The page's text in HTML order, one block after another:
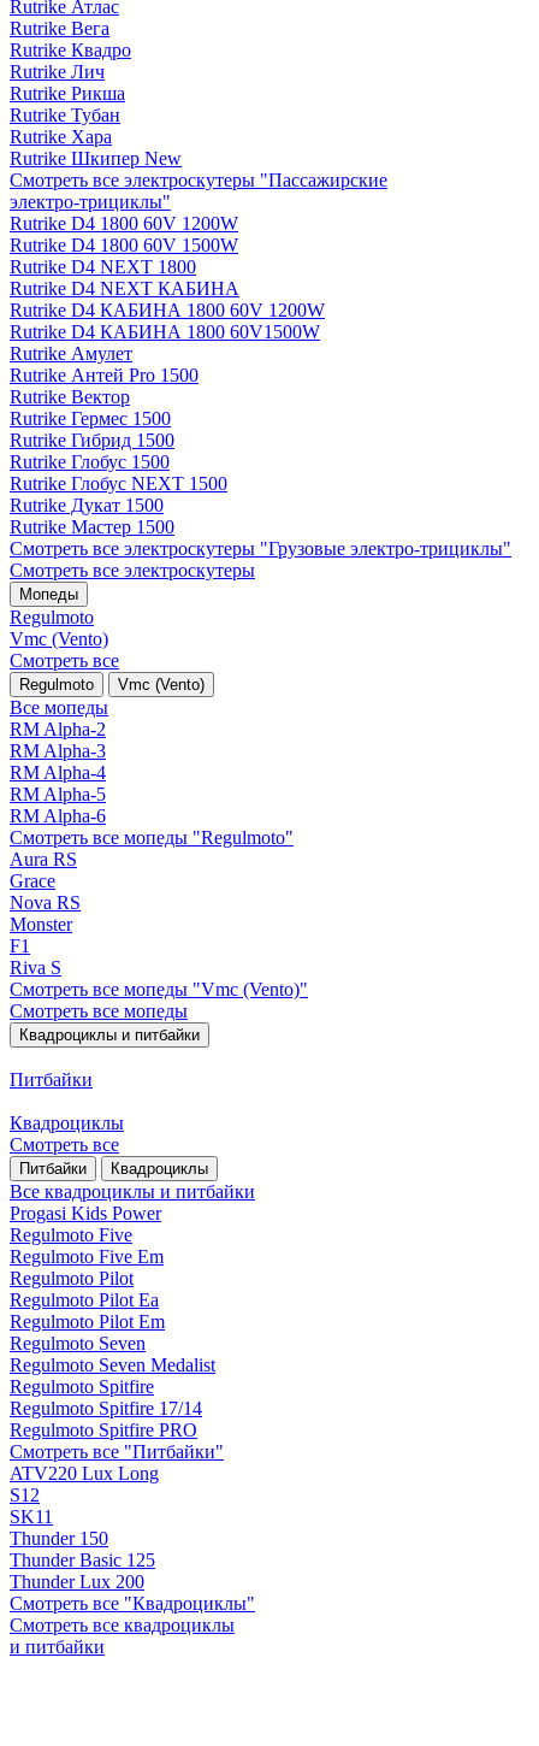
Rutrike Атлас
Rutrike Вега
Rutrike Квадро
Rutrike Лич
Rutrike Рикша
Rutrike Тубан
Rutrike Хара
Rutrike Шкипер New
Смотреть все электро­скутеры "Пассажирские
электро‑трициклы"
Rutrike D4 1800 60V 1200W
Rutrike D4 1800 60V 1500W
Rutrike D4 NEXT 1800
Rutrike D4 NEXT КАБИНА
Rutrike D4 КАБИНА 1800 60V 1200W
Rutrike D4 КАБИНА 1800 60V1500W
Rutrike Амулет
Rutrike Антей Pro 1500
Rutrike Вектор
Rutrike Гермес 1500
Rutrike Гибрид 1500
Rutrike Глобус 1500
Rutrike Глобус NEXT 1500
Rutrike Дукат 1500
Rutrike Мастер 1500
Смотреть все электро­скутеры "Грузовые электро‑трициклы"
Смотреть все электро­скутеры
Мопеды
Regulmoto
Vmc (Vento)
Смотреть все
Regulmoto Vmc (Vento)
Все мопеды
RM Alpha-2
RM Alpha-3
RM Alpha-4
RM Alpha-5
RM Alpha-6
Смотреть все мопеды "Regulmoto"
Aura RS
Grace
Nova RS
Monster
F1
Riva S
Смотреть все мопеды "Vmc (Vento)"
Смотреть все мопеды
Квадроциклы и питбайки
Питбайки
Квадроциклы
Смотреть все
Питбайки Квадроциклы
Все квадроциклы и питбайки
Progasi Kids Power
Regulmoto Five
Regulmoto Five Em
Regulmoto Pilot
Regulmoto Pilot Ea
Regulmoto Pilot Em
Regulmoto Seven
Regulmoto Seven Medalist
Regulmoto Spitfire
Regulmoto Spitfire 17/14
Regulmoto Spitfire PRO
Смотреть все "Питбайки"
ATV220 Lux Long
S12
SK11
Thunder 150
Thunder Basic 125
Thunder Lux 200
Смотреть все "Квадроциклы"
Смотреть все квадроциклы
и питбайки